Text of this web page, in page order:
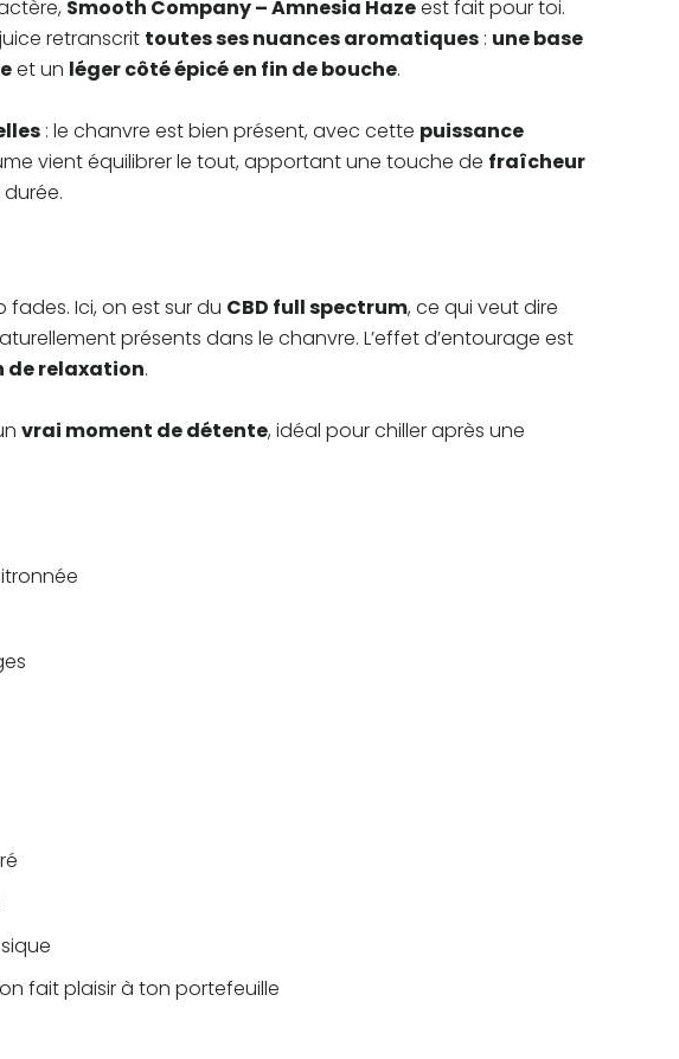
Smooth Company – Amnesia Hazeest fait pour toi.
retranscrit toutes ses nuances aromatiques : une base
et un léger côté épicé en fin de bouche.
: le chanvre est bien présent, avec cette puissance
vient équilibrer le tout, apportant une touche de fraîcheur
fades. Ici, on est sur du CBD full spectrum, ce qui veut dire
présents dans le chanvre. L’effet d’entourage est
de relaxation.
vrai moment de détente, idéal pour chiller après une
fait plaisir à ton portefeuille